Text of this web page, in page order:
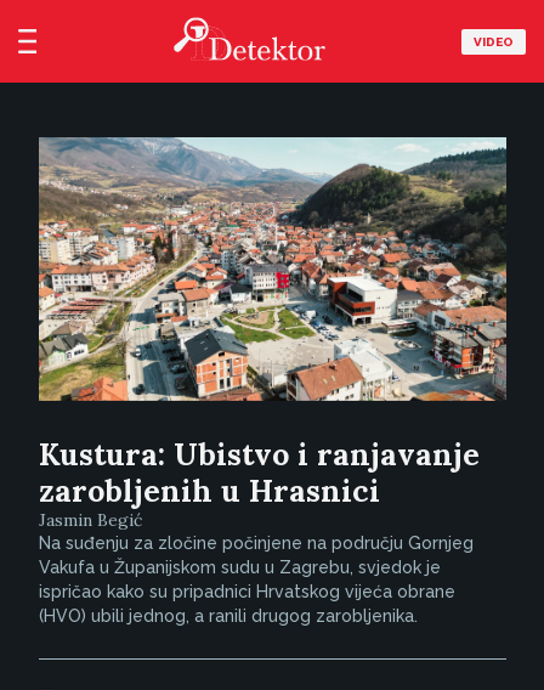
VIDEO
Kustura: Ubistvo i ranjavanje
zarobljenih u Hrasnici
Jasmin Begić
Na suđenju za zločine počinjene na području Gornjeg
Vakufa u Županijskom sudu u Zagrebu, svjedok je
ispričao kako su pripadnici Hrvatskog vijeća obrane
(HVO) ubili jednog, a ranili drugog zarobljenika.